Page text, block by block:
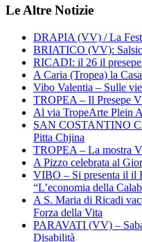
Le Altre Notizie
DRAPIA (VV) / La
BRIATICO (VV):
RICADI: il 26 il presepe
A Caria (Tropea) la
Vibo Valentia – Sulle
TROPEA – Il Presepe
Al via TropeArte Plein
SAN COSTANTINO
Pitta Chjina
TROPEA – La mostra
A Pizzo celebrata al
VIBO – Si presenta il il
“L’economia della
A S. Maria di Ricadi
Forza della Vita
PARAVATI (VV) –
Disabilità